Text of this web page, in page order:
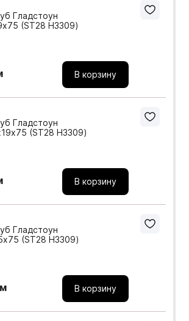
Гладстоун
(ST28 H3309)
В корзину
Гладстоун
(ST28 H3309)
В корзину
Гладстоун
(ST28 H3309)
В корзину